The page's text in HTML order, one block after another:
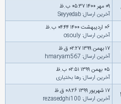
۰۹ مهر ۱۴۰۰ ۰۵:۳۷ ب.ظ
آخرین ارسال:
Seyyedab
۰۶ اردیبهشت ۱۴۰۰ ۰۴:۴۴ ب.ظ
آخرین ارسال:
osouly
۱۷ بهمن ۱۳۹۹ ۰۲:۲۷ ق.ظ
آخرین ارسال:
hmaryam567
۰۵ بهمن ۱۳۹۹ ۰۲:۵۱ ب.ظ
آخرین ارسال:رها بختیاری
۱۷ شهریور ۱۳۹۹ ۰۸:۲۶ ق.ظ
آخرین ارسال:
rezasedghi100